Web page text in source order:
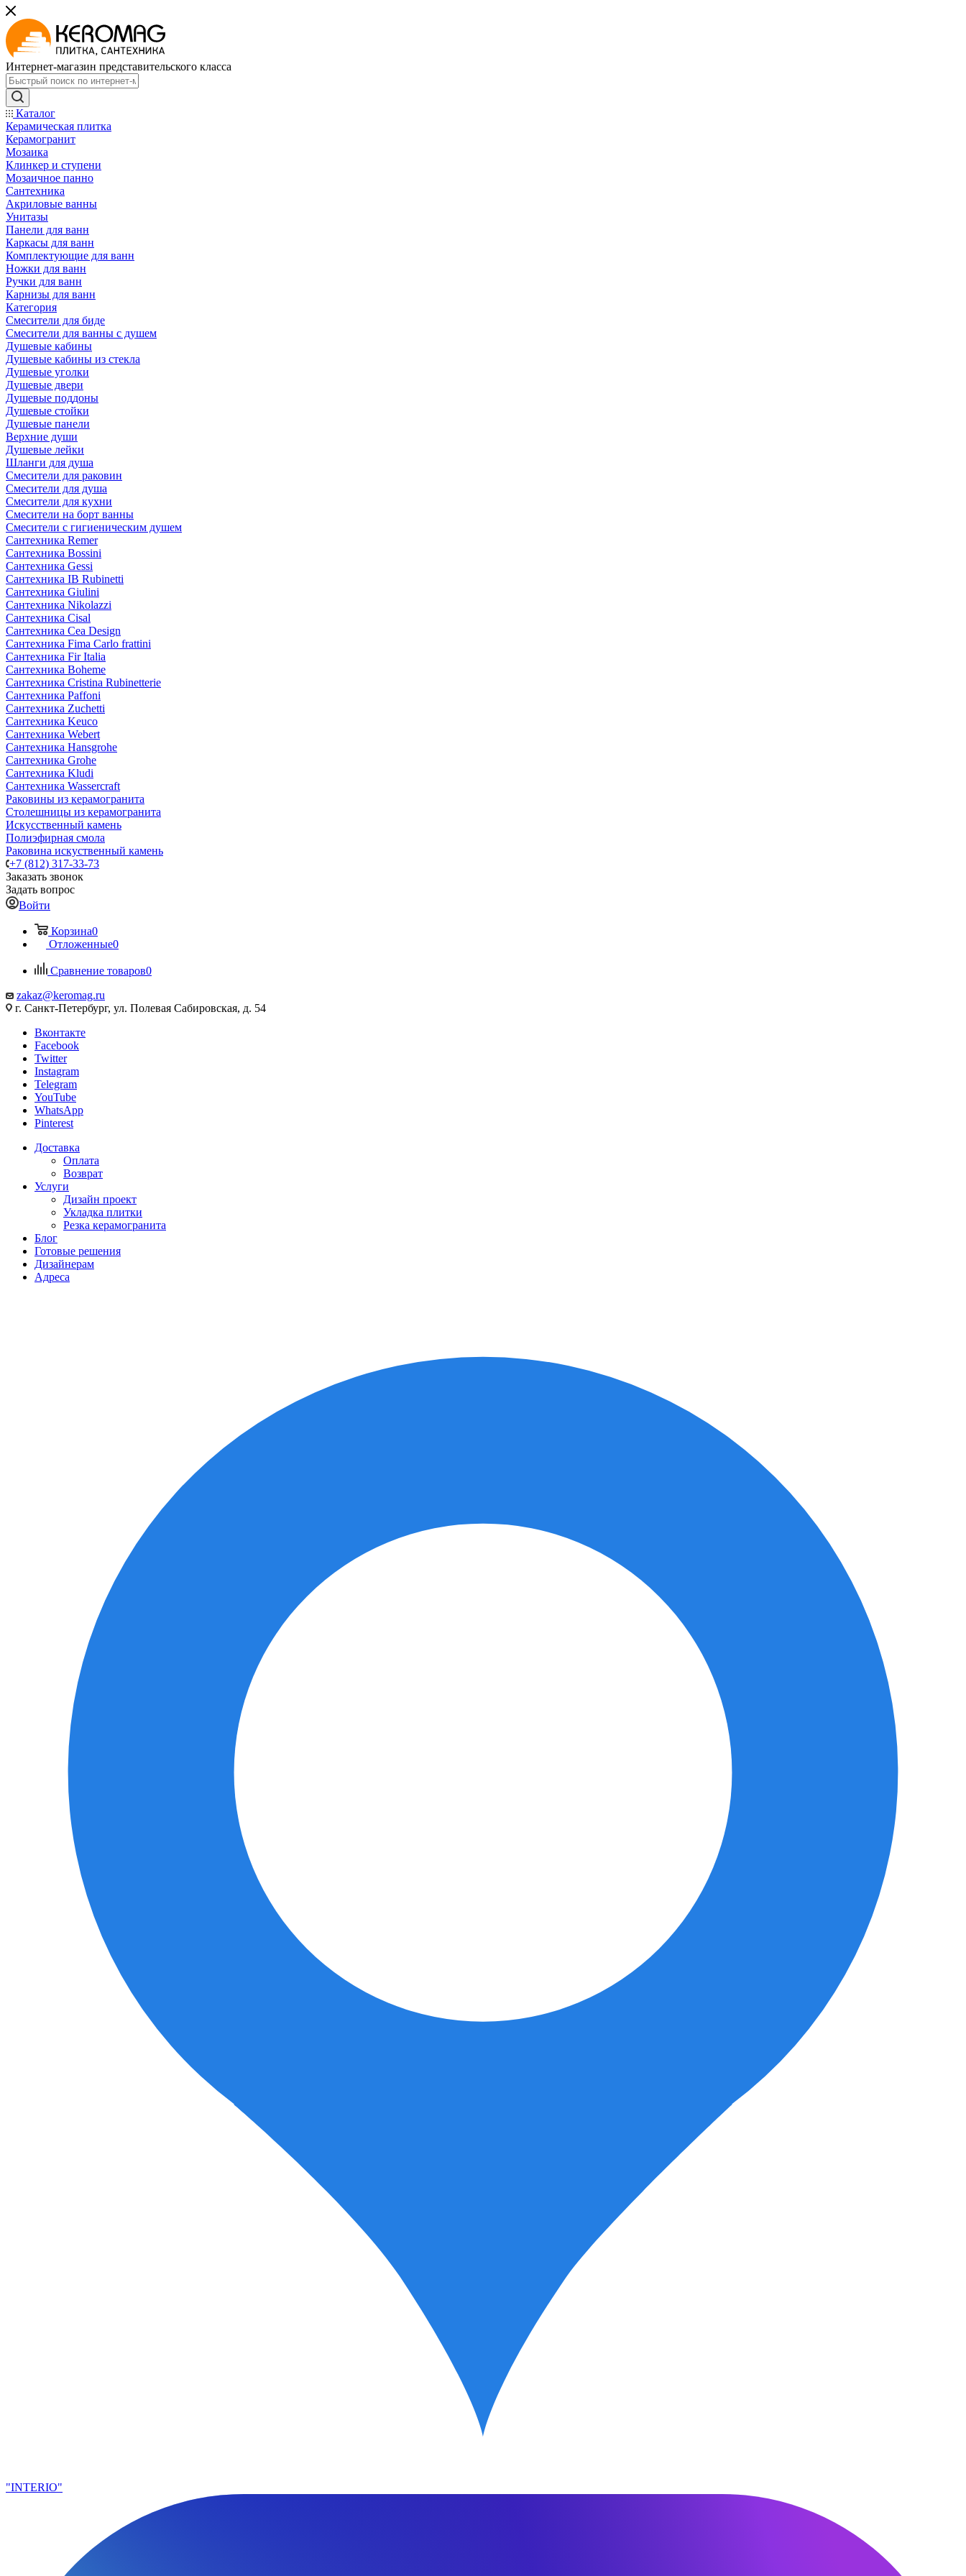
Интернет-магазин представительского класса
Каталог
Керамическая плитка
Керамогранит
Мозаика
Клинкер и ступени
Мозаичное панно
Сантехника
Акриловые ванны
Унитазы
Панели для ванн
Каркасы для ванн
Комплектующие для ванн
Ножки для ванн
Ручки для ванн
Карнизы для ванн
Категория
Смесители для биде
Смесители для ванны с душем
Душевые кабины
Душевые кабины из стекла
Душевые уголки
Душевые двери
Душевые поддоны
Душевые стойки
Душевые панели
Верхние души
Душевые лейки
Шланги для душа
Смесители для раковин
Смесители для душа
Смесители для кухни
Смесители на борт ванны
Смесители с гигиеническим душем
Сантехника Remer
Сантехника Bossini
Сантехника Gessi
Сантехника IB Rubinetti
Сантехника Giulini
Сантехника Nikolazzi
Сантехника Cisal
Сантехника Cea Design
Сантехника Fima Carlo frattini
Сантехника Fir Italia
Сантехника Boheme
Сантехника Cristina Rubinetterie
Сантехника Paffoni
Сантехника Zuchetti
Сантехника Keuco
Сантехника Webert
Сантехника Hansgrohe
Сантехника Grohe
Сантехника Kludi
Сантехника Wassercraft
Раковины из керамогранита
Столешницы из керамогранита
Искусственный камень
Полиэфирная смола
Раковина искуственный камень
+7 (812) 317-33-73
Заказать звонок
Задать вопрос
Войти
Корзина0
Отложенные0
Сравнение товаров0
zakaz@keromag.ru
г. Санкт-Петербург, ул. Полевая Сабировская, д. 54
Вконтакте
Facebook
Twitter
Instagram
Telegram
YouTube
WhatsApp
Pinterest
Доставка
Оплата
Возврат
Услуги
Дизайн проект
Укладка плитки
Резка керамогранита
Блог
Готовые решения
Дизайнерам
Адреса
"INTERIO"